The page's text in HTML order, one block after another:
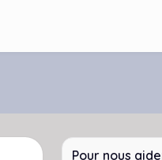
Pour nous